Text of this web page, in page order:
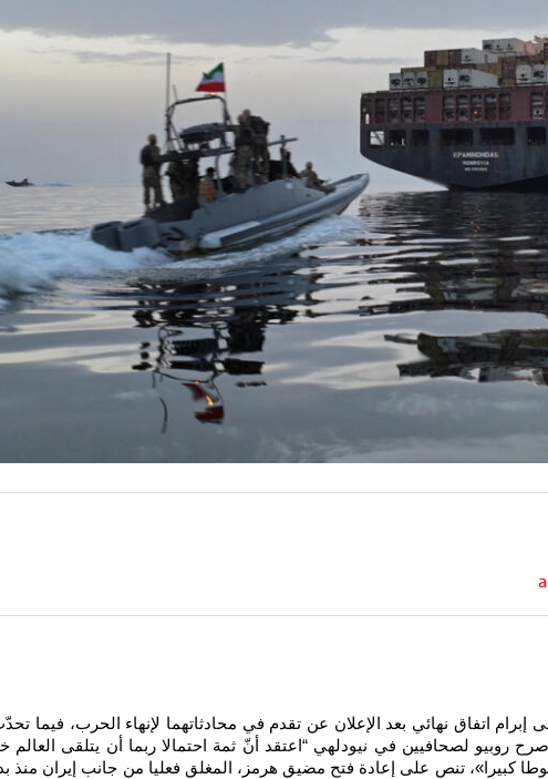
اتفاق نهائي بعد الإعلان عن تقدم في محادثاتهما لإنهاء الحرب، فيما
روبيو لصحافيين في نيودلهي “اعتقد أنّ ثمة احتمالا ربما أن يتلقى العالم